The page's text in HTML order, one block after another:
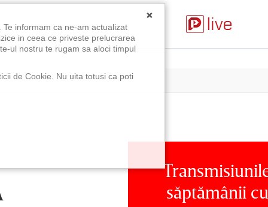
săptămânii cu
×
informam ca ne-am actualizat
in ceea ce priveste prelucrarea
ul nostru te rugam sa aloci timpul
de Cookie. Nu uita totusi ca poti